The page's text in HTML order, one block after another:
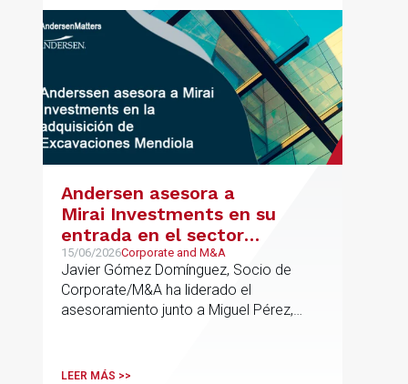
Andersen asesora a
Mirai Investments en su
entrada en el sector
medioambiental con la
adquisición de la
vasca Excavaciones
Mendiola
15/06/2026Corporate and M&A
Javier Gómez Domínguez, Socio de
Corporate/M&A ha liderado el
asesoramiento junto a Miguel Pérez,
LEER MÁS >>